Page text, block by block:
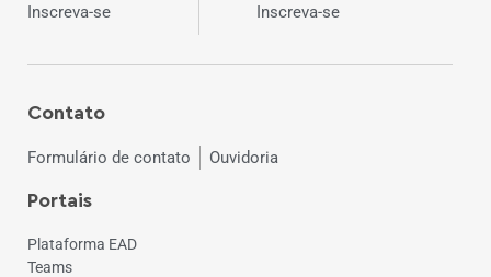
Inscreva-se
Inscreva-se
Contato
Formulário de contato Ouvidoria
Portais
Plataforma EAD
Teams